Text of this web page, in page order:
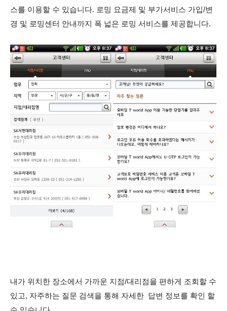
스를 이용할 수 있습니다. 로밍 요금제 및 부가서비스 가입/변
경 및 로밍센터 안내까지 폭 넓은 로밍 서비스를 제공합니다.
내가 위치한 장소에서 가까운 지점/대리점을 편하게 조회할 수
있고, 자주하는 질문 검색을 통해 자세한 답변 정보를 확인 할